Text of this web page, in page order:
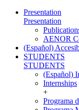
Presentation
Presentation
AENOR
(Español)
STUDENTS
STUDENTS
(Español)
Internships
+
Programa